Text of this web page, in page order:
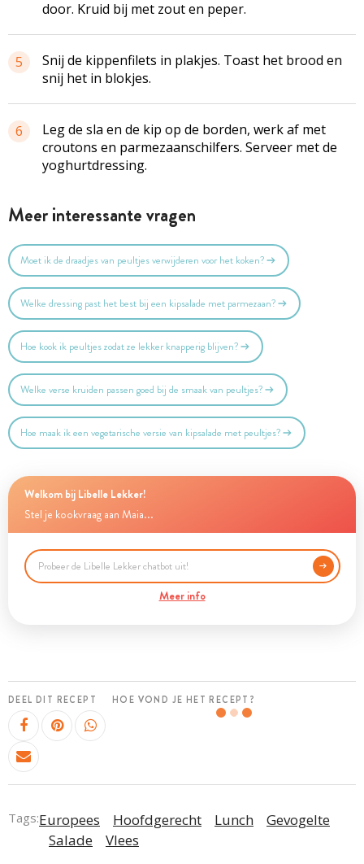
door. Kruid bij met zout en peper.
5
Snij de kippenfilets in plakjes. Toast het brood en
snij het in blokjes.
6
Leg de sla en de kip op de borden, werk af met
croutons en parmezaanschilfers. Serveer met de
yoghurtdressing.
Meer interessante vragen
Moet ik de draadjes van peultjes verwijderen voor het koken?
Welke dressing past het best bij een kipsalade met parmezaan?
Hoe kook ik peultjes zodat ze lekker knapperig blijven?
Welke verse kruiden passen goed bij de smaak van peultjes?
Hoe maak ik een vegetarische versie van kipsalade met peultjes?
Welkom bij Libelle Lekker!
Stel je kookvraag aan Maia...
Meer info
DEEL DIT RECEPT HOE VOND JE HET RECEPT?
Tags:Europees Hoofdgerecht Lunch
Gevogelte
Salade
Vlees